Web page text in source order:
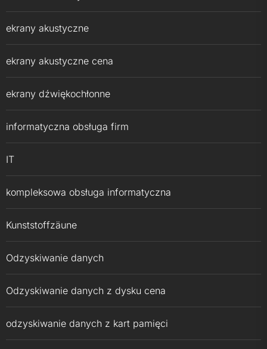
ekrany akustyczne
ekrany akustyczne cena
ekrany dźwiękochłonne
informatyczna obsługa firm
IT
kompleksowa obsługa informatyczna
Kunststoffzäune
Odzyskiwanie danych
Odzyskiwanie danych z dysku cena
odzyskiwanie danych z kart pamięci